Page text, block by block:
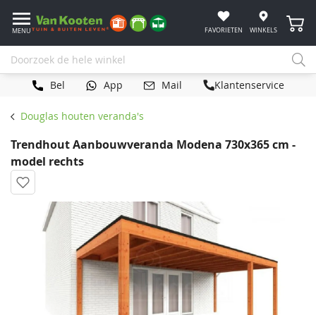
MENU FAVORIETEN WINKELS
Bel App Mail Klantenservice
Douglas houten veranda's
Trendhout Aanbouwveranda Modena 730x365 cm -
model rechts